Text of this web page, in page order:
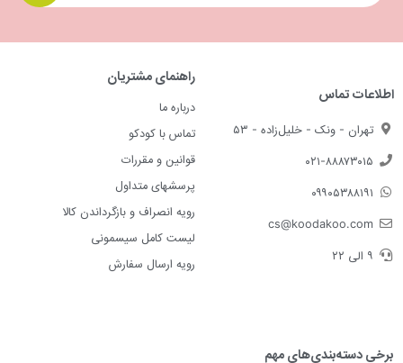
اطلاعات تماس
تهران - ونک - خلیل‌زاده - ۵۳
۰۲۱-۸۸۸۷۳۰۱۵
۰۹۹۰۵۳۸۸۱۹۱
cs@koodakoo.com
۹ الی ۲۲
راهنمای مشتریان
درباره ما
تماس با کودکو
قوانین و مقررات
پرسشهای متداول
رویه انصراف و بازگرداندن کالا
لیست کامل سیسمونی
رویه ارسال سفارش
برخی دسته‌بندی‌های مهم